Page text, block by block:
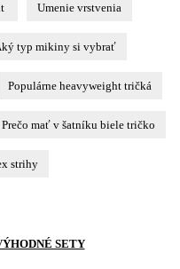
Umenie vrstvenia
typ mikiny si vybrať
Populárne heavyweight tričká
Prečo mať v šatníku biele tričko
strihy
SETY